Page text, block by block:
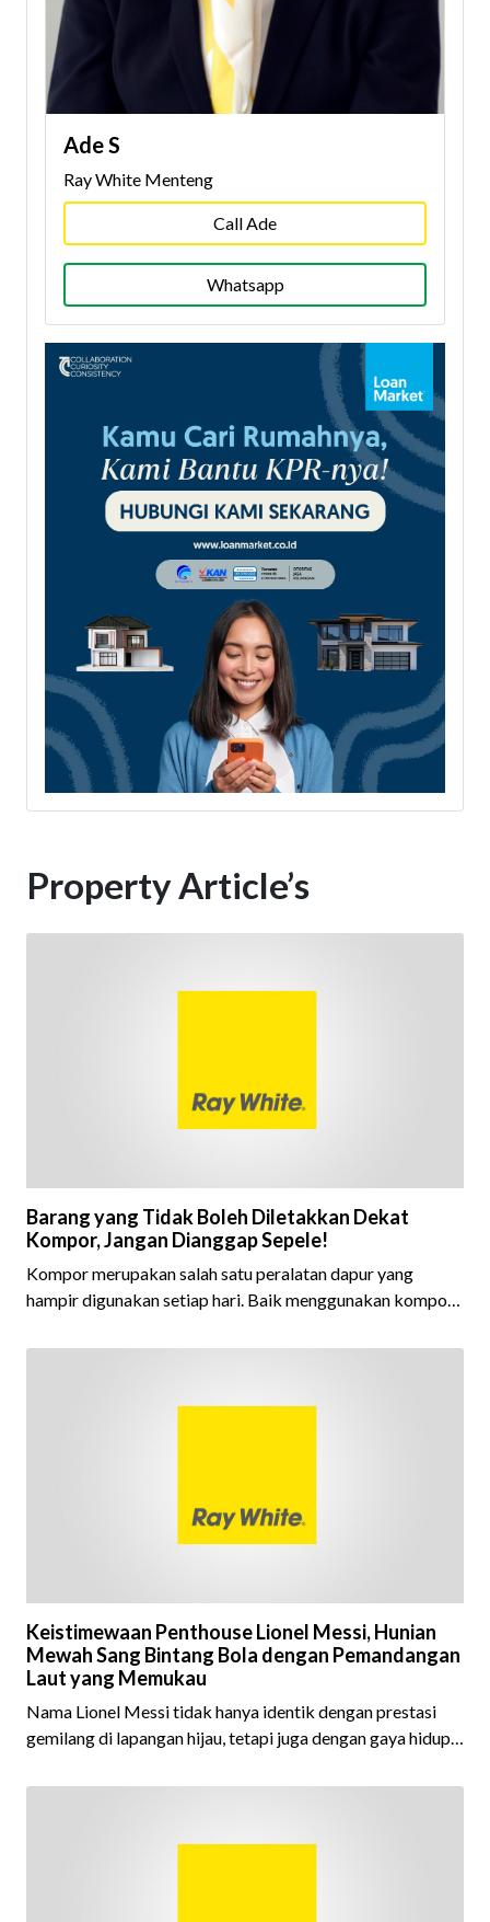
Ade S
Ray White Menteng
Call Ade
Whatsapp
Property Article’s
Barang yang Tidak Boleh Diletakkan Dekat
Kompor, Jangan Dianggap Sepele!
Kompor merupakan salah satu peralatan dapur yang
hampir digunakan setiap hari. Baik menggunakan kompor
menghasilkan panas yang tinggi saat digunakan untuk
Keistimewaan Penthouse Lionel Messi, Hunian
Mewah Sang Bintang Bola dengan Pemandangan
Laut yang Memukau
Nama Lionel Messi tidak hanya identik dengan prestasi
gemilang di lapangan hijau, tetapi juga dengan gaya hidup
pesepak bola terbaik sepanjang masa, Messi memiliki